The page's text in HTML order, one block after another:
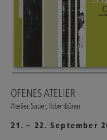
OFENES ATELIER
Atelier Sauer, Ibbenbüren
21. – 22. September